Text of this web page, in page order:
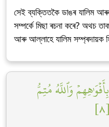
সেই ব্যক্তিতকৈ ডাঙৰ যালিম
সম্পৰ্কে মিছা ৰচনা কৰে? অথচ
আৰু আল্লাহে যালিম সম্প্ৰদায়ক
وَٱللَّهُ مُتِمُّ